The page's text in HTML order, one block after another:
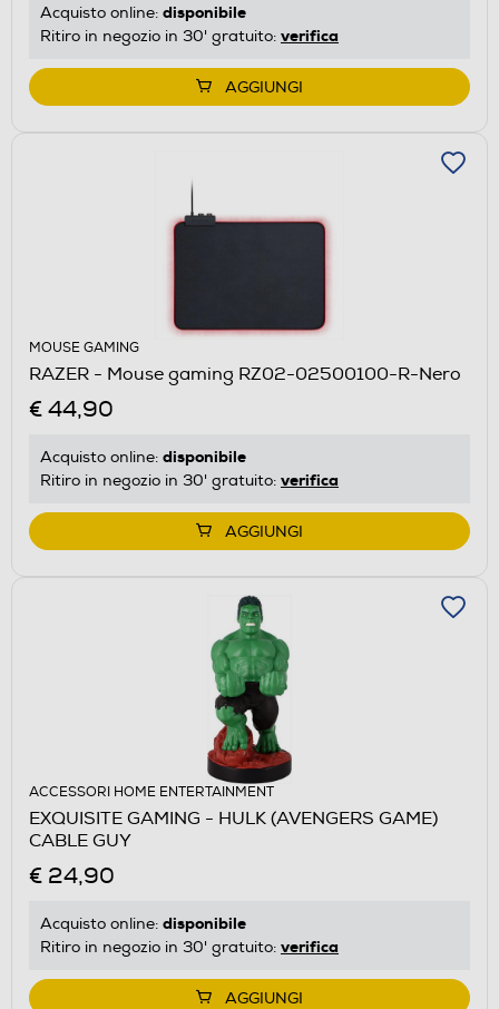
Acquisto online: disponibile
Ritiro in negozio in 30' gratuito: verifica
AGGIUNGI
MOUSE GAMING
RAZER - Mouse gaming RZ02-02500100-R-Nero
€ 44,90
Acquisto online: disponibile
Ritiro in negozio in 30' gratuito: verifica
AGGIUNGI
ACCESSORI HOME ENTERTAINMENT
EXQUISITE GAMING - HULK (AVENGERS GAME)
CABLE GUY
€ 24,90
Acquisto online: disponibile
Ritiro in negozio in 30' gratuito: verifica
AGGIUNGI